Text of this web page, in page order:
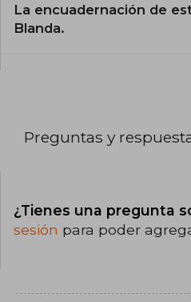
La encuadernación de
Blanda.
Preguntas y
¿Tienes una pregunta
sesión para poder